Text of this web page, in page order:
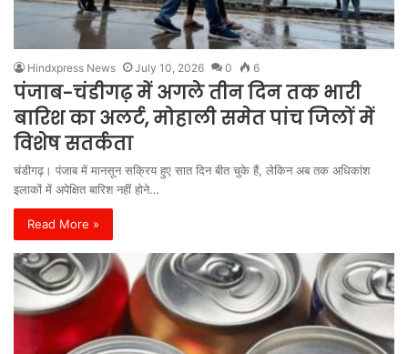
Hindxpress News July 10, 2026 0 6
पंजाब-चंडीगढ़ में अगले तीन दिन तक भारी
बारिश का अलर्ट, मोहाली समेत पांच जिलों में
विशेष सतर्कता
चंडीगढ़। पंजाब में मानसून सक्रिय हुए सात दिन बीत चुके हैं, लेकिन अब तक अधिकांश
इलाकों में अपेक्षित बारिश नहीं होने…
Read More »